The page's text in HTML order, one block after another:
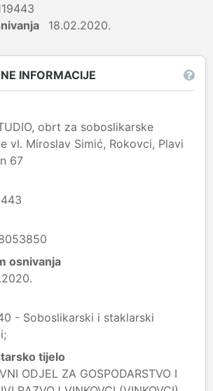
tvrtke
18.02.2020.
INFORMACIJE
obrt za soboslikarske
vl. Miroslav Simić, Rokovci, Plavi
67
osnivanja
- Soboslikarski i staklarski
tijelo
ODJEL ZA GOSPODARSTVO I